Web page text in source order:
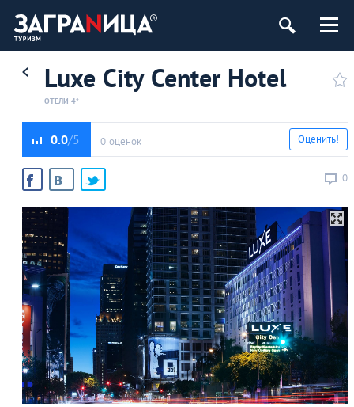
Luxe City Center Hotel
ОТЕЛИ 4*
0.0 0 оценок
0
Оценить!